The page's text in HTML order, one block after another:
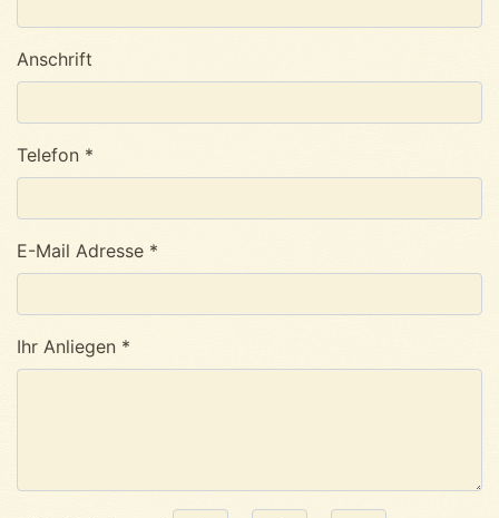
Anschrift
Telefon *
E-Mail Adresse *
Ihr Anliegen *